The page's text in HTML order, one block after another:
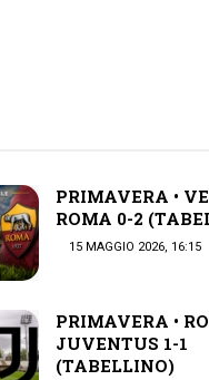
PRIMAVERA •
ROMA 0-2
15 MAGGIO 2026, 16:15
PRIMAVERA •
JUVENTUS 1-1
(TABELLINO)